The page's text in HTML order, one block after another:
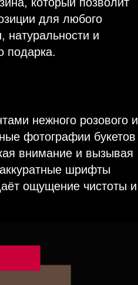
для любого
натуральности и
подарка.
нежного розового и
фотографии букетов
внимание и вызывая
шрифты
ощущение чистоты и